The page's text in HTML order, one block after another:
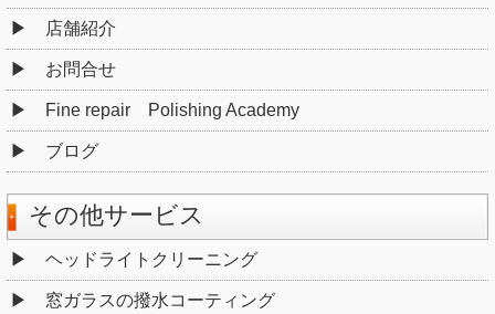
店舗紹介
お問合せ
Fine repair Polishing Academy
ブログ
その他サービス
ヘッドライトクリーニング
窓ガラスの撥水コーティング